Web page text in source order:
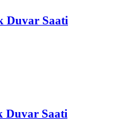
Duvar Saati
Duvar Saati